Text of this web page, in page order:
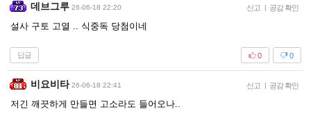
데브그루 26-06-18 22:20 신고 | 공감 확인
설사 구토 고열 .. 식중독 당첨이네
답글 0
0
비요비타 26-06-18 22:41 신고 | 공감 확인
저긴 깨끗하게 만들면 고소라도 들어오나..